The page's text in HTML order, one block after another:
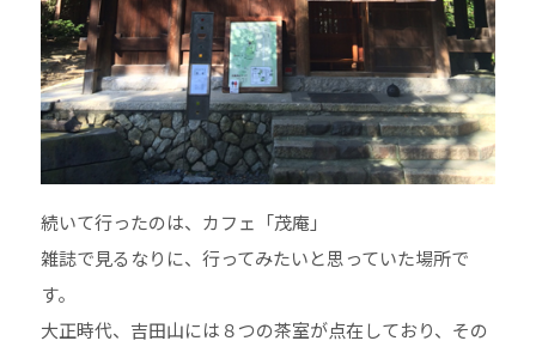
続いて行ったのは、カフェ「茂庵」
雑誌で見るなりに、行ってみたいと思っていた場所で
す。
大正時代、吉田山には８つの茶室が点在しており、その